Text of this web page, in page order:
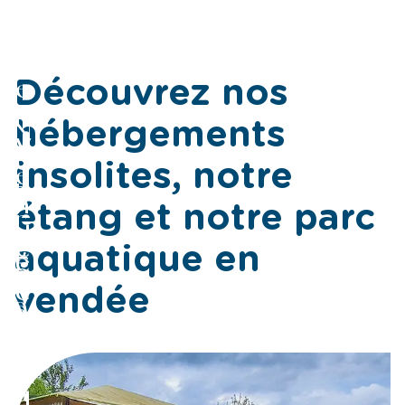
Découvrez nos
hébergements
insolites, notre
étang et notre parc
aquatique en
vendée
e
n
V
e
n
d
é
e
É
t
a
N
o
t
r
e
P
a
a